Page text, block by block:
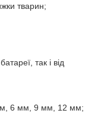
тварин;
так і від
6 мм, 9 мм, 12 мм;